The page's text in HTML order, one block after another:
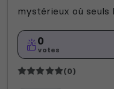
mystérieux où seuls
0
votes
(0)